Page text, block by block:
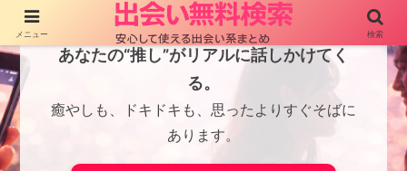
あなたの“推し”がリアルに話しかけてく
る。
癒やしも、ドキドキも、思ったよりすぐそばに
あります。
メニュー 検索